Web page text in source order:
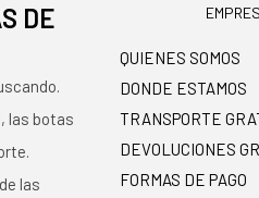
DE
las botas
las
QUIENES SOMOS
DONDE ESTAMOS
TRANSPORTE
DEVOLUCIONES
FORMAS DE PAGO